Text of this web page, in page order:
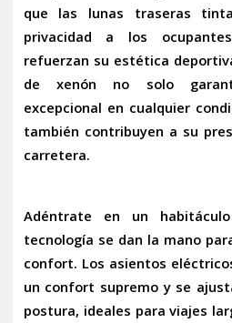
que las lunas traseras
privacidad a los
refuerzan su estética
de xenón no solo
excepcional en cualquier
también contribuyen a su
carretera.
Adéntrate en un
tecnología se dan la mano
confort. Los asientos
un confort supremo y se
postura, ideales para viajes